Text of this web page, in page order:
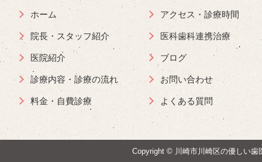
ホーム
院長・スタッフ紹介
医院紹介
診療内容・診療の流れ
料金・自費診療
アクセス・診療時間
医科歯科連携治療
ブログ
お問い合わせ
よくある質問
Copyright © 川崎市川崎区の優しい